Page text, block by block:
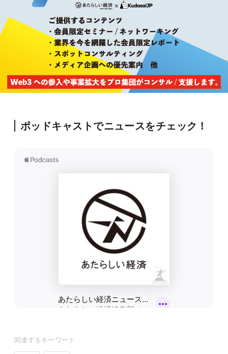
ポッドキャストでニュースをチェック！
関連するキーワード